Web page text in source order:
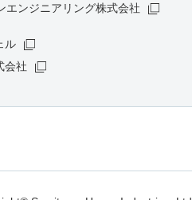
エンジニアリング株式会社
ル
会社